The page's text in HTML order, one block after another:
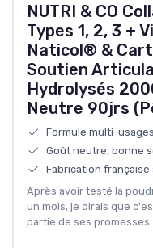
NUTRI & CO
Types 1, 2, 3 +
Naticol® &
Soutien
Hydrolysés
Neutre 90jrs
Formule multi-
Goût neutre, bonne
Fabrication
Après avoir testé la
un mois, je dirais que
partie de ses promesses.